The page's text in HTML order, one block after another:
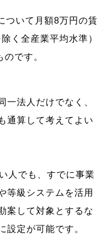
ついて月額8万円の賃
く全産業平均水準）
一法人だけでなく、
通算して考えてよい
人でも、すでに事業
等級システムを活用
案して対象とするな
設定が可能です。